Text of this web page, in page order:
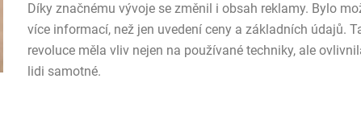
Díky značnému vývoje se změnil i obsah reklamy. Bylo
více informací, než jen uvedení ceny a základních údajů.
revoluce měla vliv nejen na používané techniky, ale
lidi samotné.